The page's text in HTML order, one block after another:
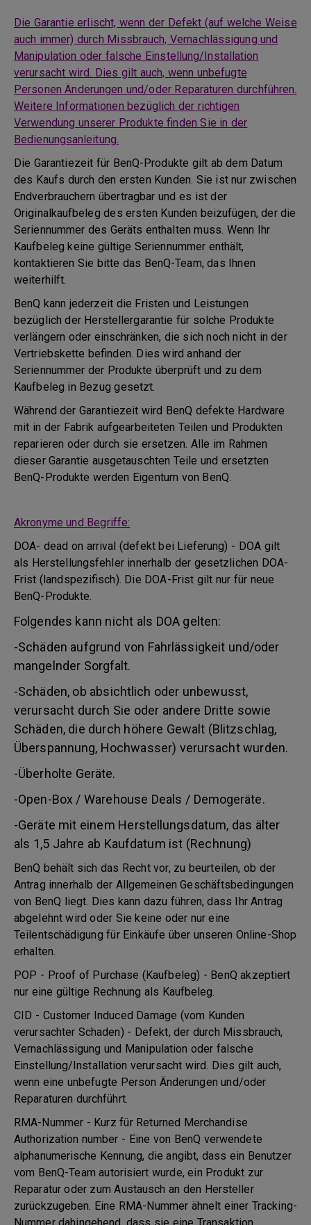
Die Garantie erlischt, wenn der Defekt (auf welche Weise
auch immer) durch Missbrauch, Vernachlässigung und
Manipulation oder falsche Einstellung/Installation
verursacht wird. Dies gilt auch, wenn unbefugte
Personen Änderungen und/oder Reparaturen durchführen.
Weitere Informationen bezüglich der richtigen
Verwendung unserer Produkte finden Sie in der
Bedienungsanleitung.
Die Garantiezeit für BenQ-Produkte gilt ab dem Datum
des Kaufs durch den ersten Kunden. Sie ist nur zwischen
Endverbrauchern übertragbar und es ist der
Originalkaufbeleg des ersten Kunden beizufügen, der die
Seriennummer des Geräts enthalten muss. Wenn Ihr
Kaufbeleg keine gültige Seriennummer enthält,
kontaktieren Sie bitte das BenQ-Team, das Ihnen
weiterhilft.
BenQ kann jederzeit die Fristen und Leistungen
bezüglich der Herstellergarantie für solche Produkte
verlängern oder einschränken, die sich noch nicht in der
Vertriebskette befinden. Dies wird anhand der
Seriennummer der Produkte überprüft und zu dem
Kaufbeleg in Bezug gesetzt.
Während der Garantiezeit wird BenQ defekte Hardware
mit in der Fabrik aufgearbeiteten Teilen und Produkten
reparieren oder durch sie ersetzen. Alle im Rahmen
dieser Garantie ausgetauschten Teile und ersetzten
BenQ-Produkte werden Eigentum von BenQ.
Akronyme und Begriffe:
DOA- dead on arrival (defekt bei Lieferung) - DOA gilt
als Herstellungsfehler innerhalb der gesetzlichen DOA-
Frist (landspezifisch). Die DOA-Frist gilt nur für neue
BenQ-Produkte.
Folgendes kann nicht als DOA gelten:
-Schäden aufgrund von Fahrlässigkeit und/oder
mangelnder Sorgfalt.
-Schäden, ob absichtlich oder unbewusst,
verursacht durch Sie oder andere Dritte sowie
Schäden, die durch höhere Gewalt (Blitzschlag,
Überspannung, Hochwasser) verursacht wurden.
-Überholte Geräte.
-Open-Box / Warehouse Deals / Demogeräte.
-Geräte mit einem Herstellungsdatum, das älter
als 1,5 Jahre ab Kaufdatum ist (Rechnung)
BenQ behält sich das Recht vor, zu beurteilen, ob der
Antrag innerhalb der Allgemeinen Geschäftsbedingungen
von BenQ liegt. Dies kann dazu führen, dass Ihr Antrag
abgelehnt wird oder Sie keine oder nur eine
Teilentschädigung für Einkäufe über unseren Online-Shop
erhalten.
POP - Proof of Purchase (Kaufbeleg) - BenQ akzeptiert
nur eine gültige Rechnung als Kaufbeleg.
CID - Customer Induced Damage (vom Kunden
verursachter Schaden) - Defekt, der durch Missbrauch,
Vernachlässigung und Manipulation oder falsche
Einstellung/Installation verursacht wird. Dies gilt auch,
wenn eine unbefugte Person Änderungen und/oder
Reparaturen durchführt.
RMA-Nummer - Kurz für Returned Merchandise
Authorization number - Eine von BenQ verwendete
alphanumerische Kennung, die angibt, dass ein Benutzer
vom BenQ-Team autorisiert wurde, ein Produkt zur
Reparatur oder zum Austausch an den Hersteller
zurückzugeben. Eine RMA-Nummer ähnelt einer Tracking-